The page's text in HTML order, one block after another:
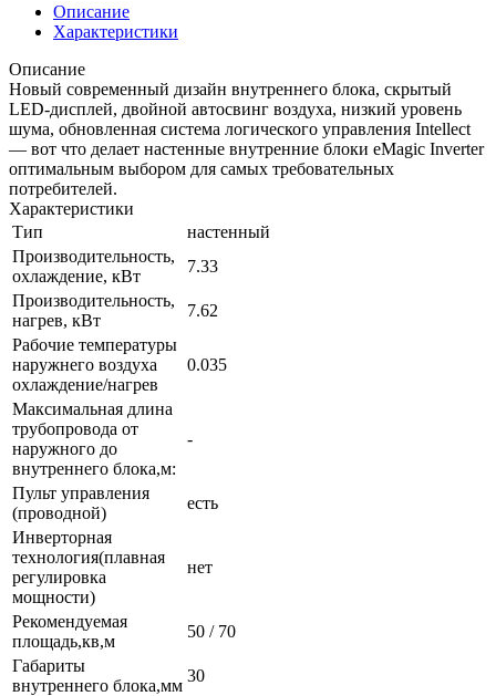
Описание
Характеристики
Описание
Новый современный дизайн внутреннего блока, скрытый
LED-дисплей, двойной автосвинг воздуха, низкий уровень
шума, обновленная система логического управления Intellect
— вот что делает настенные внутренние блоки eMagic Inverter
оптимальным выбором для самых требовательных
потребителей.
Характеристики
Тип
настенный
Производительность,
охлаждение, кВт
7.33
Производительность,
нагрев, кВт
7.62
Рабочие температуры
наружнего воздуха
охлаждение/нагрев
0.035
Максимальная длина
трубопровода от
наружного до
внутреннего блока,м:
-
Пульт управления
(проводной)
есть
Инверторная
технология(плавная
регулировка
мощности)
нет
Рекомендуемая
площадь,кв,м
50 / 70
Габариты
внутреннего блока,мм
30